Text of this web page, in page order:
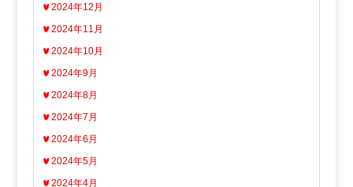
2024年12月
2024年11月
2024年10月
2024年9月
2024年8月
2024年7月
2024年6月
2024年5月
2024年4月